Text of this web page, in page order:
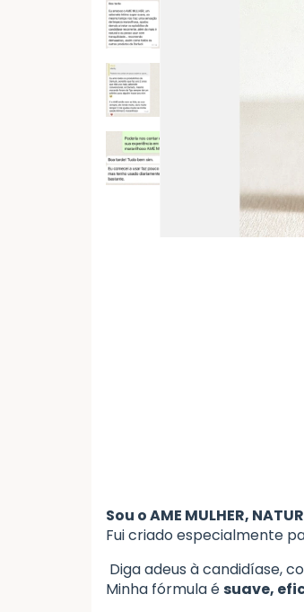
Sou o AME MULHER,
Fui criado especialmente
Diga adeus à candidíase,
Minha fórmula ésuave,